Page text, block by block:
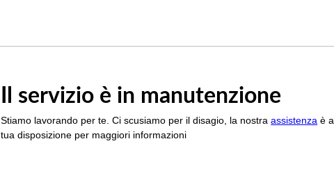
Il servizio è in manutenzione
Stiamo lavorando per te. Ci scusiamo per il disagio, la nostraassistenza è a
tua disposizione per maggiori informazioni